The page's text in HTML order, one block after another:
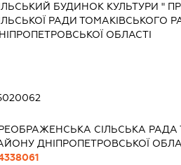
БУДИНОК КУЛЬТУРИ "
РАДИ ТОМАКІВСЬКОГО
ОБЛАСТІ
СІЛЬСЬКА РАДА
ДНІПРОПЕТРОВСЬКОЇ